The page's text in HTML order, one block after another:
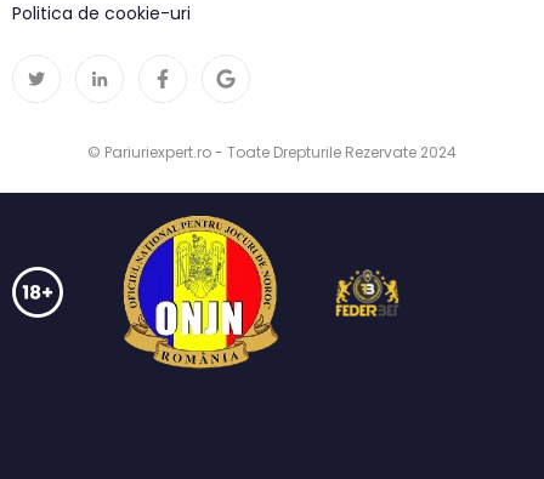
Politica de cookie-uri
© Pariuriexpert.ro - Toate Drepturile Rezervate 2024